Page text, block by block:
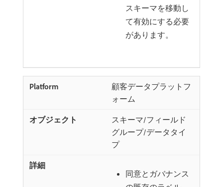
スキーマを移動し
て有効にする必要
があります。
顧客データプラットフ
ォーム
スキーマ/フィールド
グループ/データタイ
プ
同意とガバナンス